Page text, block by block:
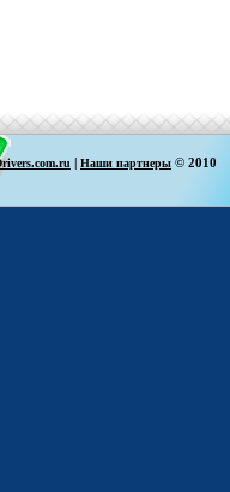
| Наши партнеры © 2010